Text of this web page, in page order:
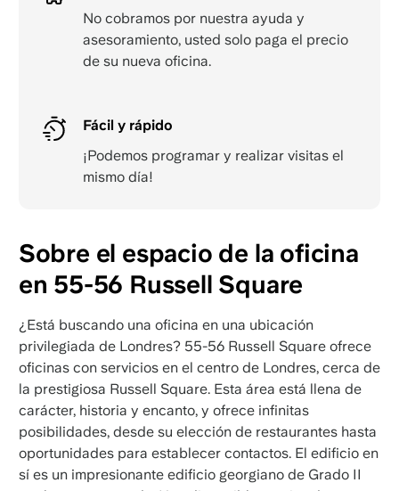
No cobramos por nuestra ayuda y
asesoramiento, usted solo paga el precio
de su nueva oficina.
Fácil y rápido
¡Podemos programar y realizar visitas el
mismo día!
Sobre el espacio de la oficina
en 55-56 Russell Square
¿Está buscando una oficina en una ubicación
privilegiada de Londres? 55-56 Russell Square ofrece
oficinas con servicios en el centro de Londres, cerca de
la prestigiosa Russell Square. Esta área está llena de
carácter, historia y encanto, y ofrece infinitas
posibilidades, desde su elección de restaurantes hasta
oportunidades para establecer contactos. El edificio en
sí es un impresionante edificio georgiano de Grado II